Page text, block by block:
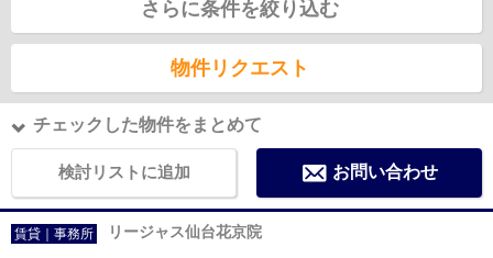
さらに条件を絞り込む
物件リクエスト
チェックした物件をまとめて
検討リストに追加 お問い合わせ
賃貸｜事務所 リージャス仙台花京院